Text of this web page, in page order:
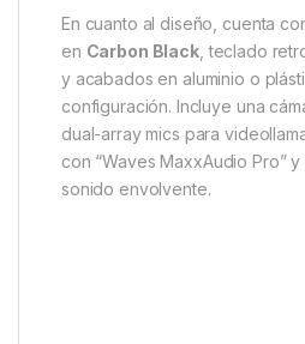
En cuanto al diseño, cuenta
en Carbon Black, teclado
y acabados en aluminio o
configuración. Incluye una
dual-array mics para
con “Waves MaxxAudio Pro”
sonido envolvente.